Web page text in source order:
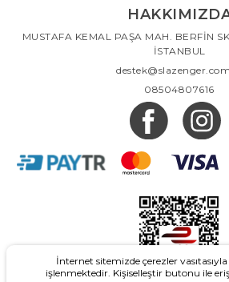
MUSTAFA KEMAL PAŞA MAH. BERFİN
İSTANBUL
08504807616
İnternet sitemizde çerezler
işlenmektedir. Kişiselleştir butonu ile